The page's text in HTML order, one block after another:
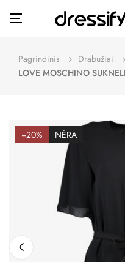
Toggle
navigation
☰
Pagrindinis Drabužiai
LOVE MOSCHINO
−20% NĖRA